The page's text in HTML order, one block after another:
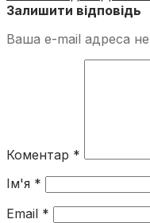
Залишити відповідь
Ваша e-mail адреса
Коментар *
Ім'я *
Email *